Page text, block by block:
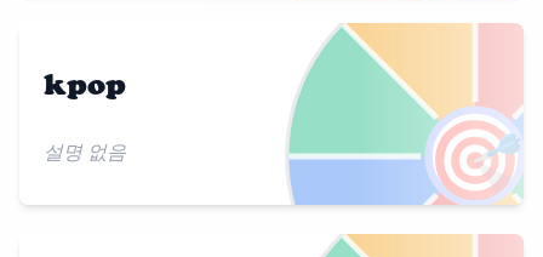
🎯
kpop
설명 없음